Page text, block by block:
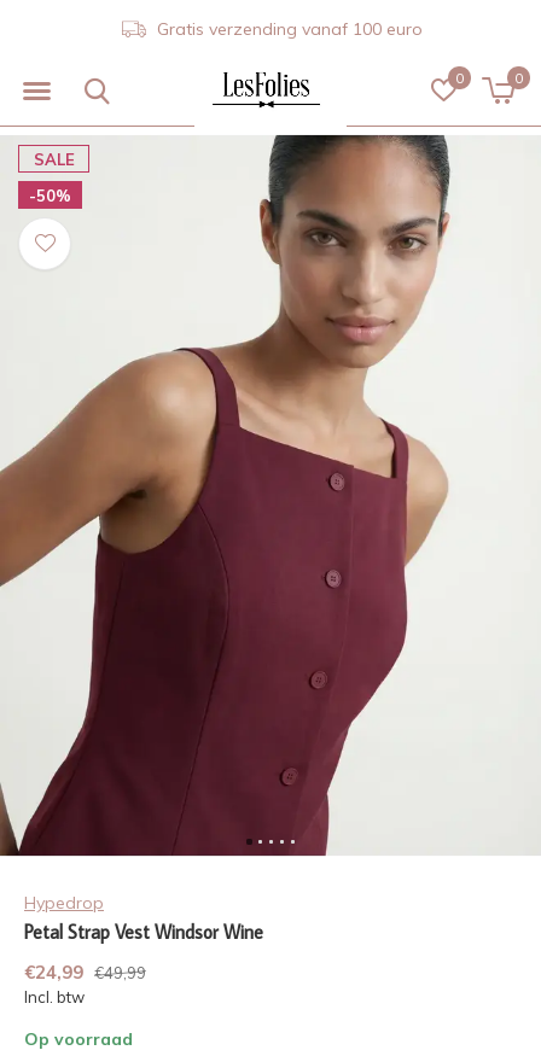
0 0
Gratis verzending vanaf 100 euro
SALE
-50%
Hypedrop
Petal Strap Vest Windsor Wine
€24,99 €49,99
Incl. btw
Op voorraad